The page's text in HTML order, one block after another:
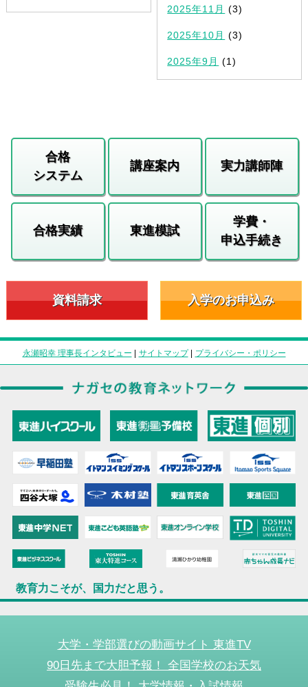
2025年11月 (3)
2025年10月 (3)
2025年9月 (1)
合格
システム
講座案内 実力講師陣
合格実績 東進模試
学費・
申込手続き
資料請求 入学のお申込み
永瀬昭幸 理事長インタビュー | サイトマップ| プライバシー・ポリシー
教育力こそが、国力だと思う。
大学・学部選びの動画サイト 東進TV
90日先まで大胆予報！ 全国学校のお天気